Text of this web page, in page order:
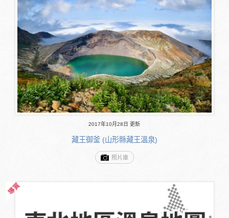
2017年10月28日 更新
藏王御釜 (山形縣藏王溫泉)
照片庫